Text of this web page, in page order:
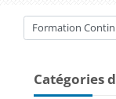
Catégories de cours
Catégories